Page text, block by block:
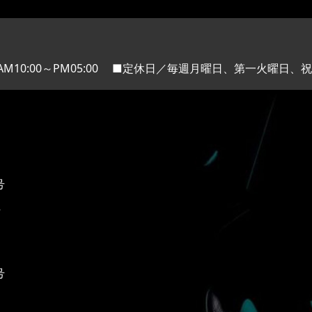
～PM05:00 ■定休日／毎週月曜日、第一火曜日、